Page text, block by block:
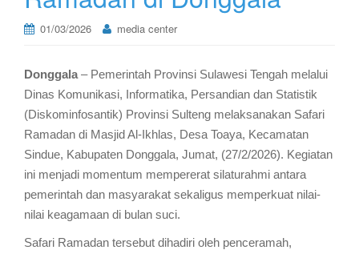
01/03/2026 media center
Donggala – Pemerintah Provinsi Sulawesi Tengah melalui
Dinas Komunikasi, Informatika, Persandian dan Statistik
(Diskominfosantik) Provinsi Sulteng melaksanakan Safari
Ramadan di Masjid Al-Ikhlas, Desa Toaya, Kecamatan
Sindue, Kabupaten Donggala, Jumat, (27/2/2026). Kegiatan
ini menjadi momentum mempererat silaturahmi antara
pemerintah dan masyarakat sekaligus memperkuat nilai-
nilai keagamaan di bulan suci.
Safari Ramadan tersebut dihadiri oleh penceramah,